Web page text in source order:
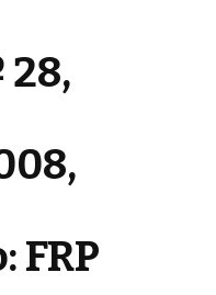
28,
FRP